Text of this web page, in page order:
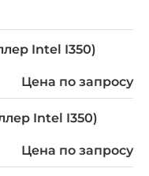
Intel I350)
Цена по запросу
Intel I350)
Цена по запросу